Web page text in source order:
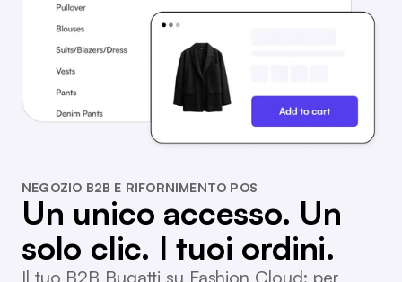
NEGOZIO B2B E RIFORNIMENTO POS
Un unico accesso. Un
solo clic. I tuoi ordini.
Il tuo B2B Bugatti su Fashion Cloud: per